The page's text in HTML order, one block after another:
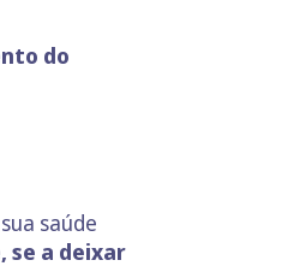
do
saúde
se a deixar